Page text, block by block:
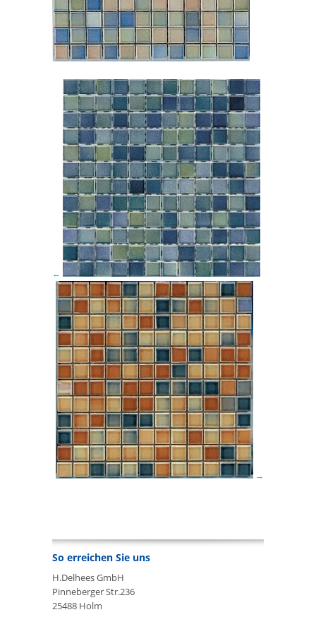
So erreichen Sie uns
H.Delhees GmbH
Pinneberger Str.236
25488 Holm